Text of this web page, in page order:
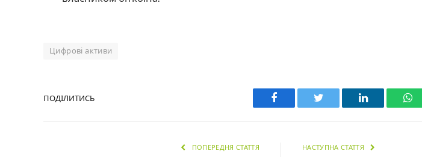
Цифрові активи
ПОДІЛИТИСЬ Facebook Twitter LinkedIn
ПОПЕРЕДНЯ СТАТТЯ НАСТУПНА СТАТТЯ